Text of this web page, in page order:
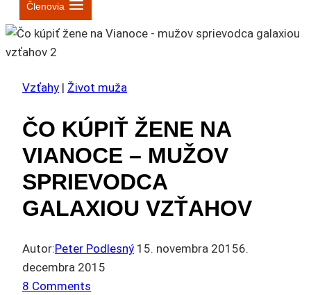
Členovia
Vzťahy | Život muža
ČO KÚPIŤ ŽENE NA
VIANOCE – MUŽOV
SPRIEVODCA
GALAXIOU VZŤAHOV
Autor:Peter Podlesný 15. novembra 20156.
decembra 2015
8 Comments